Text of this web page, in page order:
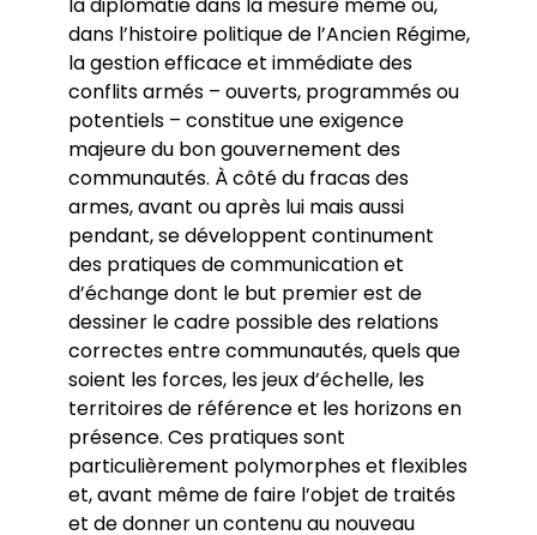
dans l’histoire politique de l’Ancien Régime,
la gestion efficace et immédiate des
conflits armés – ouverts, programmés ou
potentiels – constitue une exigence
majeure du bon gouvernement des
communautés. À côté du fracas des
armes, avant ou après lui mais aussi
pendant, se développent continument
des pratiques de communication et
d’échange dont le but premier est de
dessiner le cadre possible des relations
correctes entre communautés, quels que
soient les forces, les jeux d’échelle, les
territoires de référence et les horizons en
présence. Ces pratiques sont
particulièrement polymorphes et flexibles
et, avant même de faire l’objet de traités
et de donner un contenu au nouveau